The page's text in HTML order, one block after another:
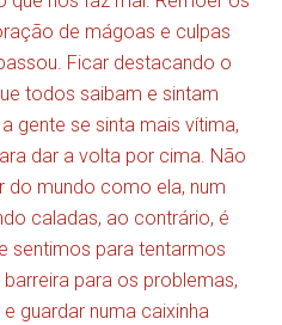
de mágoas e culpas
Ficar destacando o
todos saibam e sintam
gente se sinta mais vítima,
dar a volta por cima. Não
do mundo como ela, num
caladas, ao contrário, é
sentimos para tentarmos
para os problemas,
guardar numa caixinha